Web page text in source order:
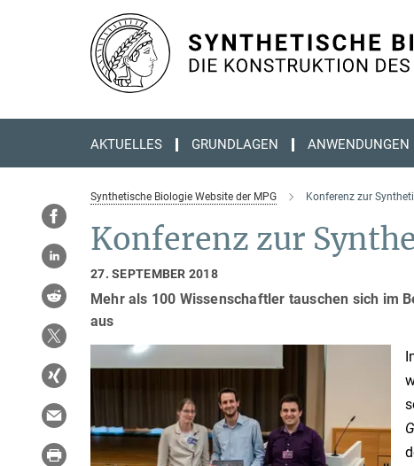
AKTUELLES GRUNDLAGEN ANWENDUNGEN
Synthetische Biologie Website der MPG Konferenz zur
Konferenz zur
27. SEPTEMBER 2018
Mehr als 100 Wissenschaftler tauschen sich im
aus